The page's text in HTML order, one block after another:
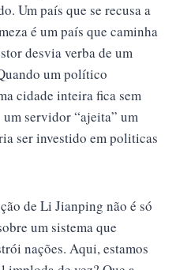
Um país que se recusa a
é um país que caminha
desvia verba de um
um político
cidade inteira fica sem
servidor “ajeita” um
ser investido em politicas
de Li Jianping não é só
um sistema que
nações. Aqui, estamos